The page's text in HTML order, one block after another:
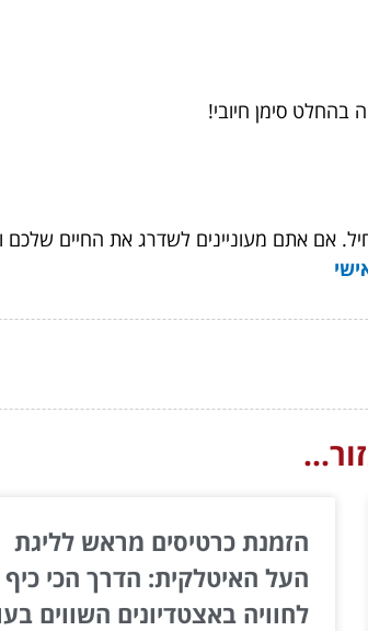
בהחלט סימן חיובי!
אם אתם מעוניינים לשדרג את החיים שלכם
הזמנת כרטיסים מראש לליגת
העל האיטלקית: הדרך הכי כיף
לחוויה באצטדיונים השווים